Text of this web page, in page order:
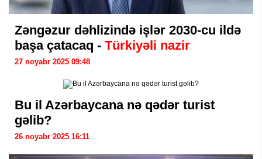
Zəngəzur dəhlizində işlər 2030-cu ildə
başa çatacaq - Türkiyəli nazir
27 noyabr 2025 09:48
Bu il Azərbaycana nə qədər turist
gəlib?
26 noyabr 2025 16:11